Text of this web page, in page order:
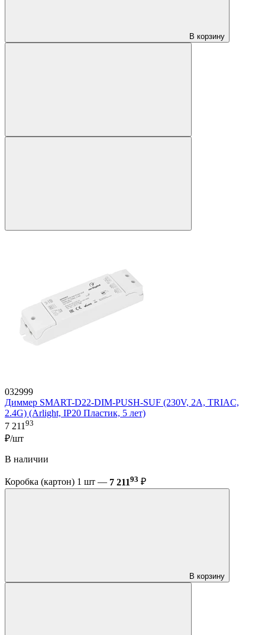
В корзину
032999
Диммер SMART-D22-DIM-PUSH-SUF (230V, 2A, TRIAC,
2.4G) (Arlight, IP20 Пластик, 5 лет)
7 211 93
₽/шт
В наличии
Коробка (картон) 1 шт — 7 21193 ₽
В корзину